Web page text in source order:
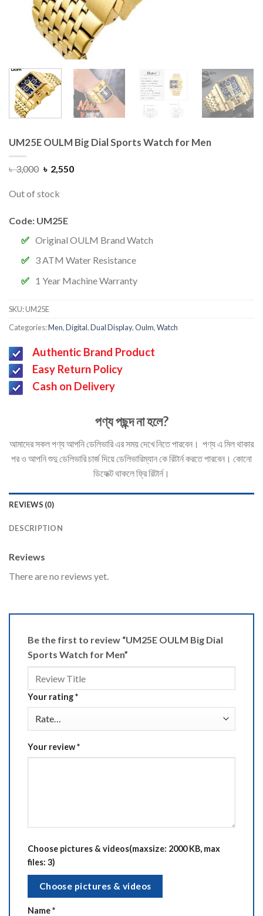
UM25E OULM Big Dial Sports Watch for Men
৳3,000 ৳ 2,550
Out of stock
Code: UM25E
Original OULM Brand Watch
3 ATM Water Resistance
1 Year Machine Warranty
SKU:UM25E
Categories:Men,Digital,Dual Display,Oulm,Watch
Authentic Brand Product
Easy Return Policy
Cash on Delivery
পণ্য পছন্দ না হলে?
আমাদের সকল পণ্য আপনি ডেলিভারি এর সময় দেখে নিতে পারবেন। পণ্য এ মিল থাকার
পর ও আপনি শুদু ডেলিভারি চার্জ দিয়ে ডেলিভারিম্যান কে রিটার্ন করতে পারবেন। কোনো
ডিফেক্ট থাকলে ফ্রি রিটার্ন।
REVIEWS (0)
DESCRIPTION
Reviews
There are no reviews yet.
Be the first to review “UM25E OULM Big Dial
Sports Watch for Men”
Your rating*
Your review*
Choose pictures & videos(maxsize: 2000 KB, max
files: 3)
Choose pictures & videos
Name*